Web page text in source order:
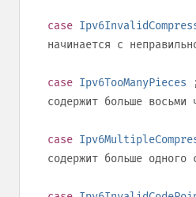
case
начинается с
case Ipv6TooManyPieces
содержит больше восьми
case
содержит больше одного